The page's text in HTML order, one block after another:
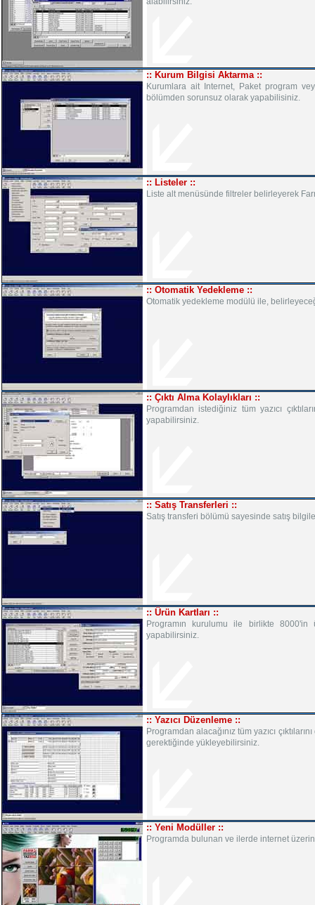
:: Kurum Bilgisi Aktarma ::
Kurumlara ait Internet, Paket program
bölümden sorunsuz olarak yapabilisiniz.
:: Listeler ::
Liste alt menüsünde filtreler belirleyerek
:: Otomatik Yedekleme ::
Otomatik yedekleme modülü ile,
:: Çıktı Alma Kolaylıkları ::
Programdan istediğiniz tüm yazıcı
yapabilirsiniz.
:: Satış Transferleri ::
Satış transferi bölümü sayesinde satış
:: Ürün Kartları ::
Programın kurulumu ile birlikte
yapabilirsiniz.
:: Yazıcı Düzenleme ::
Programdan alacağınız tüm yazıcı
gerektiğinde yükleyebilirsiniz.
:: Yeni Modüller ::
Programda bulunan ve ilerde internet